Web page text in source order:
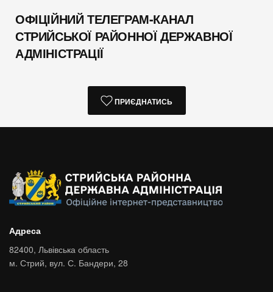
ОФІЦІЙНИЙ ТЕЛЕГРАМ-КАНАЛ
СТРИЙСЬКОЇ РАЙОННОЇ ДЕРЖАВНОЇ
АДМІНІСТРАЦІЇ
ПРИЄДНАТИСЬ
Адреса
82400, Львівська область
м. Стрий, вул. С. Бандери, 28